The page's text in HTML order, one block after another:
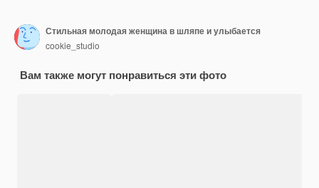
Стильная молодая женщина в шляпе и улыбается
cookie_studio
Вам также могут понравиться эти фото